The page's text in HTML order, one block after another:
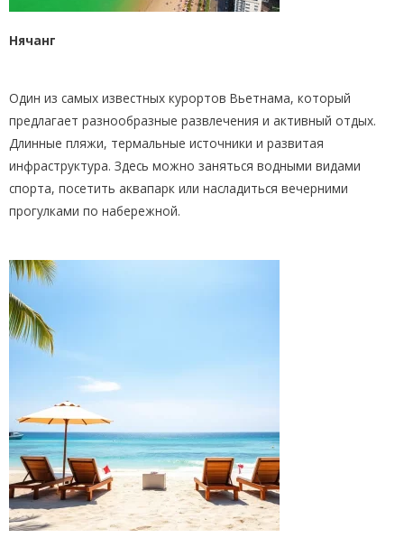
Нячанг
Один из самых известных курортов Вьетнама, который
предлагает разнообразные развлечения и активный отдых.
Длинные пляжи, термальные источники и развитая
инфраструктура. Здесь можно заняться водными видами
спорта, посетить аквапарк или насладиться вечерними
прогулками по набережной.